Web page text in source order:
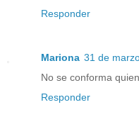
Responder
Mariona 31 de
No se conforma
Responder